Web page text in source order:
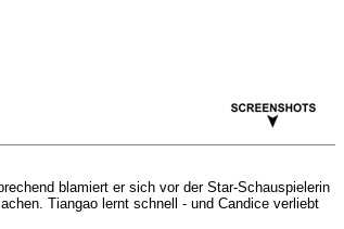
blamiert er sich vor der Star-Schauspielerin
Tiangao lernt schnell - und Candice verliebt